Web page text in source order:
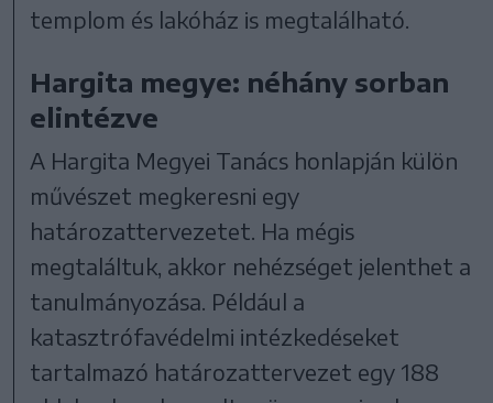
templom és lakóház is megtalálható.
Hargita megye: néhány sorban
elintézve
A Hargita Megyei Tanács honlapján külön
művészet megkeresni egy
határozattervezetet. Ha mégis
megtaláltuk, akkor nehézséget jelenthet a
tanulmányozása. Például a
katasztrófavédelmi intézkedéseket
tartalmazó határozattervezet egy 188